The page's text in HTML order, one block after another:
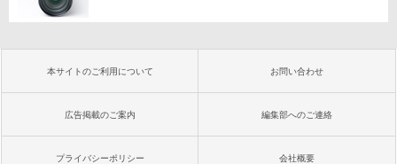
本サイトのご利用について お問い合わせ
広告掲載のご案内 編集部へのご連絡
プライバシーポリシー 会社概要